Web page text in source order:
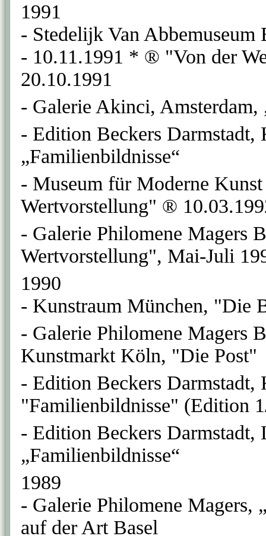
1991
- Stedelijk Van
- 10.11.1991 * ® "Von der
20.10.1991
- Galerie Akinci, Amsterdam,
- Edition Beckers Darmstadt,
„Familienbildnisse“
- Museum für Moderne
Wertvorstellung" ®
- Galerie Philomene Magers
Wertvorstellung", Mai-Juli
1990
- Kunstraum München, "Die
- Galerie Philomene Magers
Kunstmarkt Köln, "Die Post"
- Edition Beckers Darmstadt,
"Familienbildnisse" (Edition
- Edition Beckers
„Familienbildnisse“
1989
- Galerie Philomene
auf der Art Basel